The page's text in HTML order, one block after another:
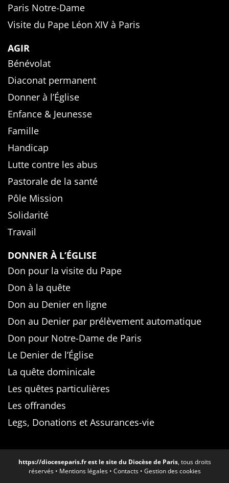
Paris Notre-Dame
Visite du Pape Léon XIV à Paris
AGIR
Bénévolat
Diaconat permanent
Donner à l’Église
Enfance & Jeunesse
Famille
Handicap
Lutte contre les abus
Pastorale de la santé
Pôle Mission
Solidarité
Travail
DONNER À L’ÉGLISE
Don pour la visite du Pape
Don à la quête
Don au Denier en ligne
Don au Denier par prélèvement automatique
Don pour Notre-Dame de Paris
Le Denier de l’Église
La quête dominicale
Les quêtes particulières
Les offrandes
Legs, Donations et Assurances-vie
https://dioceseparis.frest le site du Diocèse de Paris, tous droits
réservés • Mentions légales• Contacts• Gestion des cookies